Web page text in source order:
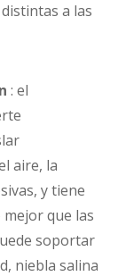
a las
: el
aire, la
y tiene
que las
soportar
niebla salina